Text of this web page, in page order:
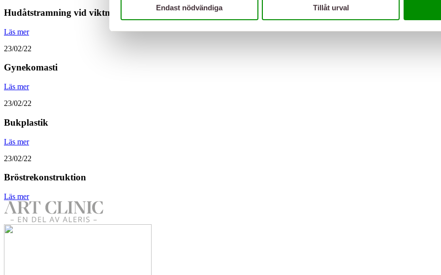
Endast nödvändiga Tillåt urval
Hudåtstramning vid viktnedgång
Läs mer
23/02/22
Gynekomasti
Läs mer
23/02/22
Bukplastik
Läs mer
23/02/22
Bröstrekonstruktion
Läs mer